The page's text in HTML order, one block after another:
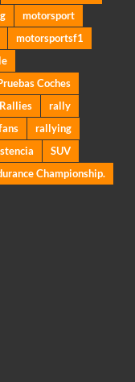
motorsport
motorsportsf1
Coches
Rallies
rally
rallying
SUV
Championship.